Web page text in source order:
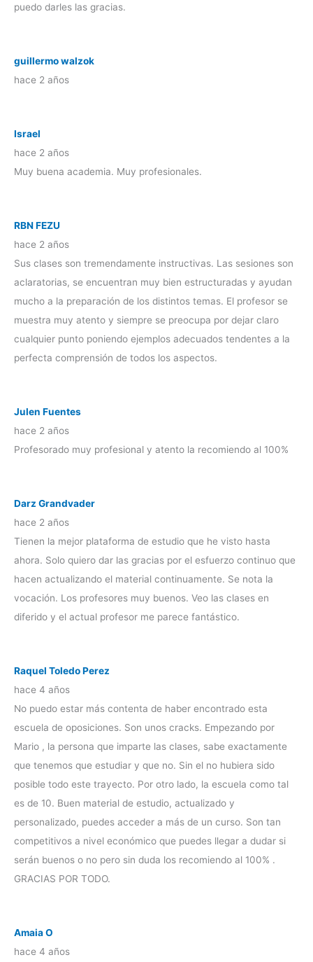
puedo darles las gracias.
guillermo walzok
hace 2 años
Israel
hace 2 años
Muy buena academia. Muy profesionales.
RBN FEZU
hace 2 años
Sus clases son tremendamente instructivas. Las sesiones son
aclaratorias, se encuentran muy bien estructuradas y ayudan
mucho a la preparación de los distintos temas. El profesor se
muestra muy atento y siempre se preocupa por dejar claro
cualquier punto poniendo ejemplos adecuados tendentes a la
perfecta comprensión de todos los aspectos.
Julen Fuentes
hace 2 años
Profesorado muy profesional y atento la recomiendo al 100%
Darz Grandvader
hace 2 años
Tienen la mejor plataforma de estudio que he visto hasta
ahora. Solo quiero dar las gracias por el esfuerzo continuo que
hacen actualizando el material continuamente. Se nota la
vocación. Los profesores muy buenos. Veo las clases en
diferido y el actual profesor me parece fantástico.
Raquel Toledo Perez
hace 4 años
No puedo estar más contenta de haber encontrado esta
escuela de oposiciones. Son unos cracks. Empezando por
Mario , la persona que imparte las clases, sabe exactamente
que tenemos que estudiar y que no. Sin el no hubiera sido
posible todo este trayecto. Por otro lado, la escuela como tal
es de 10. Buen material de estudio, actualizado y
personalizado, puedes acceder a más de un curso. Son tan
competitivos a nivel económico que puedes llegar a dudar si
serán buenos o no pero sin duda los recomiendo al 100% .
GRACIAS POR TODO.
Amaia O
hace 4 años